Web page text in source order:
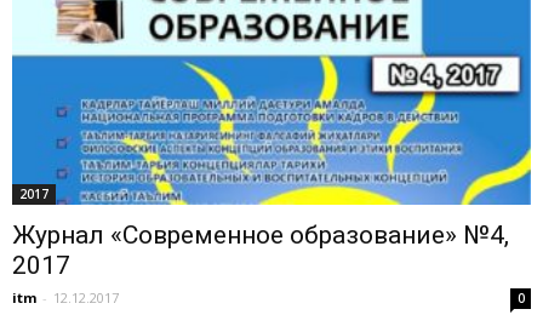
2017
Журнал «Современное образование» №4,
2017
itm - 12.12.2017 0